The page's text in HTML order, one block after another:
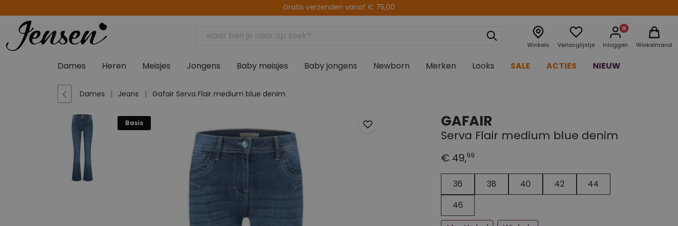
14 fysieke winkels
Winkels Verlanglijstje Inloggen Winkelmand
Dames Heren Meisjes Jongens Baby meisjes Baby jongens Newborn Merken Looks SALE ACTIES NIEUW
Dames Jeans Gafair Serva Flair medium blue denim
Basis GAFAIR
Serva Flair medium blue denim
€ 49,99
Een paar stuks op voorraad
Bijna uitverkocht
36 38 40 42
44
46